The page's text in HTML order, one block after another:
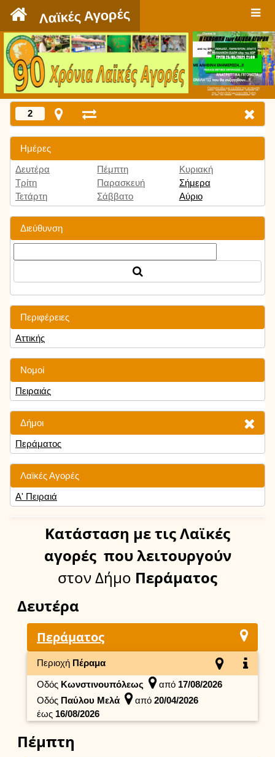
Λαϊκές Αγορές
Πατήστε εδώ για να δείτε την εκπομπή
την Τρίτη 9:00 μμ και κάθε Τρίτη
2
Ημέρες
Δευτέρα
Τρίτη
Τετάρτη
Πέμπτη
Παρασκευή
Σάββατο
Κυριακή
Σήμερα
Αύριο
Διεύθυνση
Περιφέρειες
Αττικής
Νομοί
Πειραιάς
Δήμοι
Περάματος
Λαϊκές Αγορές
Α' Πειραιά
Κατάσταση με τις Λαϊκές
αγορές που λειτουργούν
στον Δήμο Περάματος
Δευτέρα
Περάματος
Περιοχή Πέραμα
Οδός Κωνστινουπόλεως από 17/08/2026
Οδός Παύλου Μελά από 20/04/2026
έως 16/08/2026
Πέμπτη